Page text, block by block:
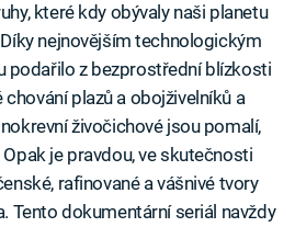
které kdy obývaly naši planetu
nejnovějším technologickým
podařilo z bezprostřední blízkosti
plazů a obojživelníků a
živočichové jsou pomalí,
je pravdou, ve skutečnosti
rafinované a vášnivé tvory
Tento dokumentární seriál navždy